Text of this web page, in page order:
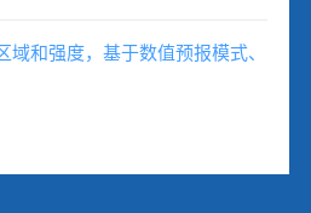
域和强度，基于数值预报模式、